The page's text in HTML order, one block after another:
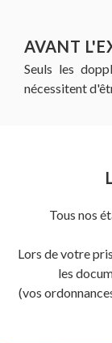
AVANT
Seuls les
nécessitent
Tous nos
Lors de votre
les
(vos